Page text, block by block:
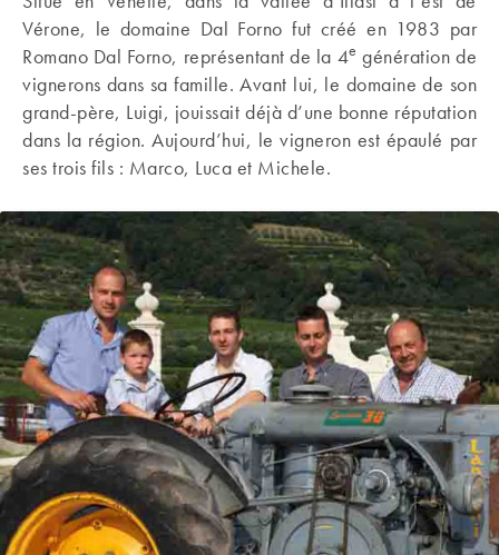
Vérone, le domaine Dal Forno fut créé en 1983 par
Romano Dal Forno, représentant de la 4e génération de
vignerons dans sa famille. Avant lui, le domaine de son
grand-père, Luigi, jouissait déjà d’une bonne réputation
dans la région. Aujourd’hui, le vigneron est épaulé par
ses trois fils : Marco, Luca et Michele.